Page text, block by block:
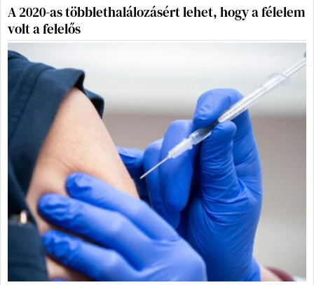
A 2020-as többlethalálozásért lehet, hogy a félelem
volt a felelős